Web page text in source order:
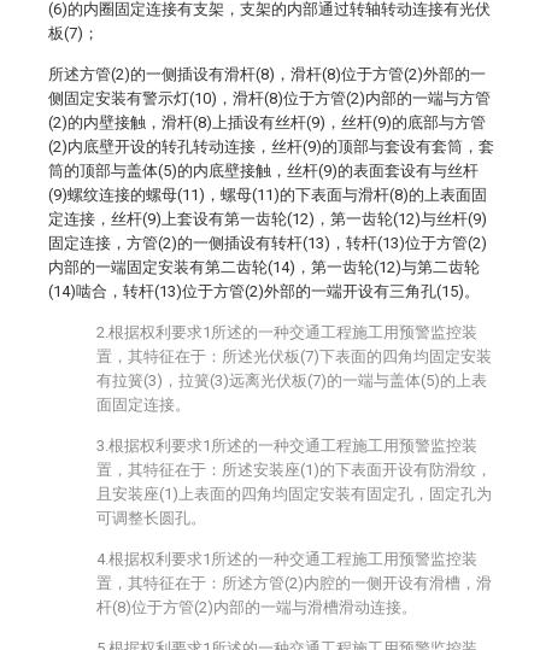
(6)的内圈固定连接有支架，支架的内部通过转轴转动连接有光伏
板(7)；
所述方管(2)的一侧插设有滑杆(8)，滑杆(8)位于方管(2)外部的一
侧固定安装有警示灯(10)，滑杆(8)位于方管(2)内部的一端与方管
(2)的内壁接触，滑杆(8)上插设有丝杆(9)，丝杆(9)的底部与方管
(2)内底壁开设的转孔转动连接，丝杆(9)的顶部与套设有套筒，套
筒的顶部与盖体(5)的内底壁接触，丝杆(9)的表面套设有与丝杆
(9)螺纹连接的螺母(11)，螺母(11)的下表面与滑杆(8)的上表面固
定连接，丝杆(9)上套设有第一齿轮(12)，第一齿轮(12)与丝杆(9)
固定连接，方管(2)的一侧插设有转杆(13)，转杆(13)位于方管(2)
内部的一端固定安装有第二齿轮(14)，第一齿轮(12)与第二齿轮
(14)啮合，转杆(13)位于方管(2)外部的一端开设有三角孔(15)。
2.根据权利要求1所述的一种交通工程施工用预警监控装
置，其特征在于：所述光伏板(7)下表面的四角均固定安装
有拉簧(3)，拉簧(3)远离光伏板(7)的一端与盖体(5)的上表
面固定连接。
3.根据权利要求1所述的一种交通工程施工用预警监控装
置，其特征在于：所述安装座(1)的下表面开设有防滑纹，
且安装座(1)上表面的四角均固定安装有固定孔，固定孔为
可调整长圆孔。
4.根据权利要求1所述的一种交通工程施工用预警监控装
置，其特征在于：所述方管(2)内腔的一侧开设有滑槽，滑
杆(8)位于方管(2)内部的一端与滑槽滑动连接。